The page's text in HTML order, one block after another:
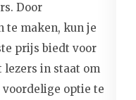
Door
te maken, kun je
prijs biedt voor
lezers in staat om
voordelige optie te